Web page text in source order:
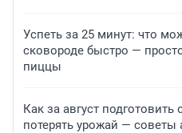
Успеть за 25 минут: что
сковороде быстро —
пиццы
Как за август
потерять урожай — советы